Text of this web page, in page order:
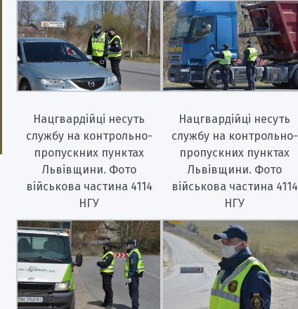
Нацгвардійці несуть
службу на контрольно-
пропускних пунктах
Львівщини. Фото
військова частина 4114
НГУ
Нацгвардійці несуть
службу на контрольно-
пропускних пунктах
Львівщини. Фото
військова частина 4114
НГУ